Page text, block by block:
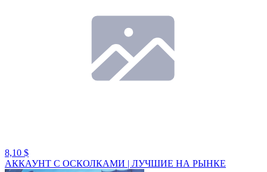
8,10 $
АККАУНТ С ОСКОЛКАМИ | ЛУЧШИЕ НА РЫНКЕ